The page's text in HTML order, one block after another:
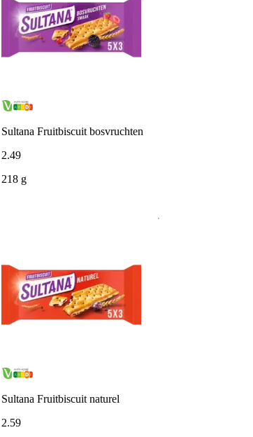
Sultana Fruitbiscuit bosvruchten
2.49
218 g
Sultana Fruitbiscuit naturel
2.59